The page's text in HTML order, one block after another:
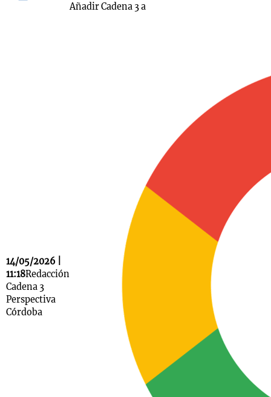
14/05/2026 |
11:18Redacción
Cadena 3
Perspectiva
Córdoba
Añadir Cadena 3 a